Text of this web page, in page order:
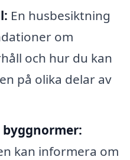
En husbesiktning
om
och hur du kan
på olika delar av
kan informera om